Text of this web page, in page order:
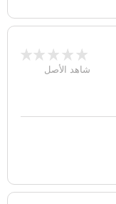
شاهد الأصل